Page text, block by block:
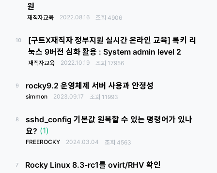
원
재직자교육 2022.08.16 조회 4906
10
[구트X재직자 정부지원 실시간 온라인 교육] 록키 리
눅스 9버전 심화 활용 : System admin level 2
재직자교육 2022.10.19 조회 17956
9 rocky9.2 운영체제 서버 사용과 안정성
simmon 2023.09.17 조회 11993
8
sshd_config 기본값 원복할 수 있는 명령어가 있나
요? (1)
FREEROCKY 2024.03.04 조회 4563
7 Rocky Linux 8.3-rc1를 ovirt/RHV 확인